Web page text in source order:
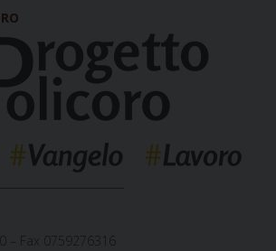
Fax 0759276316